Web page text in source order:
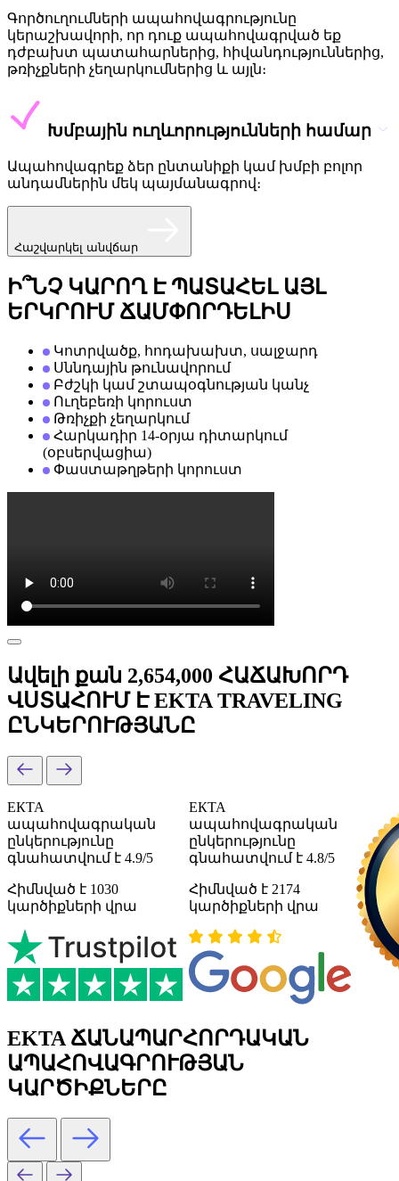
Գործուղումների ապահովագրությունը
կերաշխավորի, որ դուք ապահովագրված եք
դժբախտ պատահարներից, հիվանդություններից,
թռիչքների չեղարկումներից և այլն։
Խմբային ուղևորությունների համար
Ապահովագրեք ձեր ընտանիքի կամ խմբի բոլոր
անդամներին մեկ պայմանագրով։
Հաշվարկել անվճար
Ի՞ՆՉ ԿԱՐՈՂ Է ՊԱՏԱՀԵԼ ԱՅԼ
ԵՐԿՐՈՒՄ ՃԱՄՓՈՐԴԵԼԻՍ
Կոտրվածք, հոդախախտ, սալջարդ
Սննդային թունավորում
Բժշկի կամ շտապօգնության կանչ
Ուղեբեռի կորուստ
Թռիչքի չեղարկում
Հարկադիր 14-օրյա դիտարկում
(օբսերվացիա)
Փաստաթղթերի կորուստ
Ավելի քան 2,654,000 ՀԱՃԱԽՈՐԴ
ՎՍՏԱՀՈՒՄ Է EKTA TRAVELING
ԸՆԿԵՐՈՒԹՅԱՆԸ
ЕКТА
ապահովագրական
ընկերությունը
գնահատվում է 4.9/5
Հիմնված է 1030
կարծիքների վրա
ЕКТА
ապահովագրական
ընկերությունը
գնահատվում է 4.8/5
Հիմնված է 2174
կարծիքների վրա
EKTA ՃԱՆԱՊԱՐՀՈՐԴԱԿԱՆ
ԱՊԱՀՈՎԱԳՐՈՒԹՅԱՆ
ԿԱՐԾԻՔՆԵՐԸ